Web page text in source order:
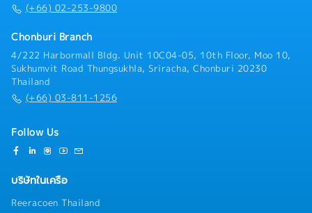
(+66) 02-253-9800
Chonburi Branch
4/222 Harbormall Bldg. Unit 10C04-05, 10th Floor, Moo 10,
Sukhumvit Road Thungsukhla, Sriracha, Chonburi 20230
Thailand
(+66) 03-811-1256
Follow Us
บริษัทในเครือ
Reeracoen Thailand